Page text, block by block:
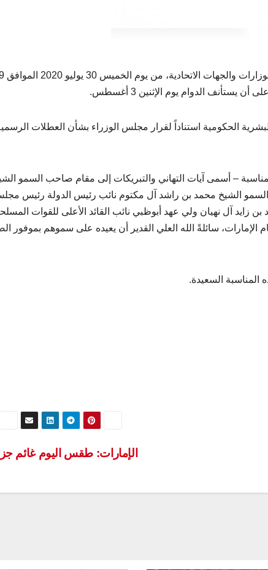
الحكومية استناداً لقرار مجلس الوزراء بشأن العطلات
– أسمى آيات التهاني والتبريكات إلى مقام صاحب السمو
السمو الشيخ محمد بن راشد آل مكتوم نائب رئيس الدولة رئيس
زايد آل نهيان ولي عهد أبوظبي نائب القائد الأعلى للقوات
سائلةً الله العلي القدير أن يعيده على سموهم بموفور
المناسبة السعيدة.
الإمارات: طقس اليوم غائم